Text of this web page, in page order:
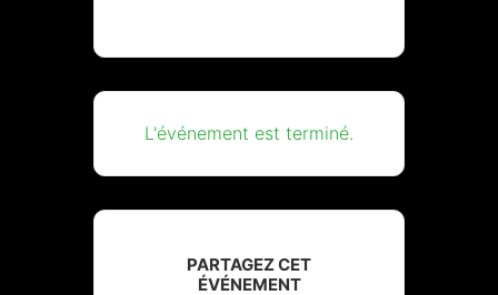
L'événement est terminé.
PARTAGEZ CET
ÉVÉNEMENT